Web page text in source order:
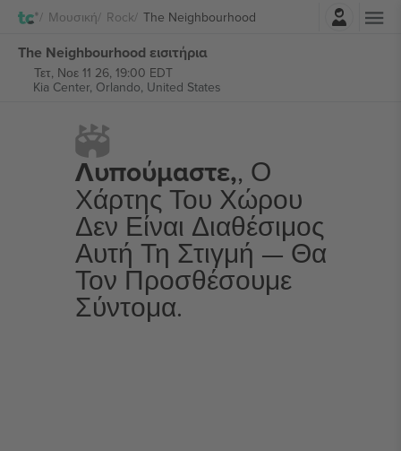
Μουσική Rock The Neighbourhood
Σύνδεση
The Neighbourhood εισιτήρια
Τετ, Νοε 11 26, 19:00 EDT
Kia Center, Orlando, United States
Λυπούμαστε,, Ο
Χάρτης Του Χώρου
Δεν Είναι Διαθέσιμος
Αυτή Τη Στιγμή — Θα
Τον Προσθέσουμε
Σύντομα.